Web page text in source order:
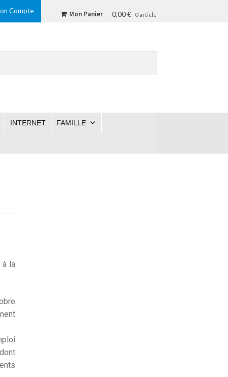
Compte Mon Panier 0,00 € 0 article
INTERNET FAMILLE
à la